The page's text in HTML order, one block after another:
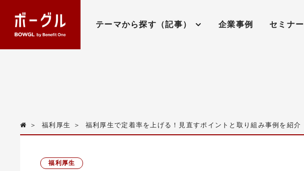
テーマから探す（記事） 企業事例 セミナー
＞ 福利厚生 ＞ 福利厚生で定着率を上げる！見直すポイントと取り組み事例を紹介
福利厚生